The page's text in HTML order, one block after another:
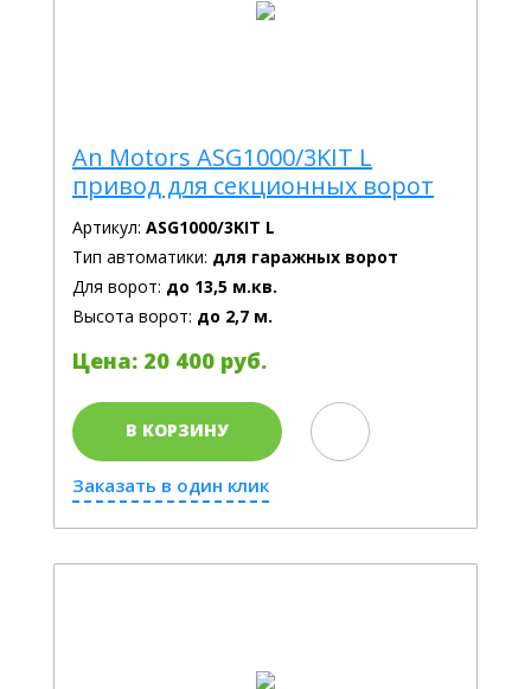
An Motors ASG1000/3KIT L
привод для секционных ворот
Артикул: ASG1000/3KIT L
Тип автоматики: для гаражных ворот
Для ворот: до 13,5 м.кв.
Высота ворот: до 2,7 м.
Цена: 20 400 руб.
В КОРЗИНУ
Заказать в один клик